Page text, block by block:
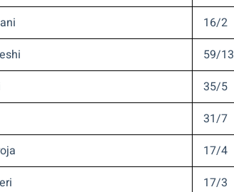
16/2
59/13
35/5
31/7
17/4
17/3